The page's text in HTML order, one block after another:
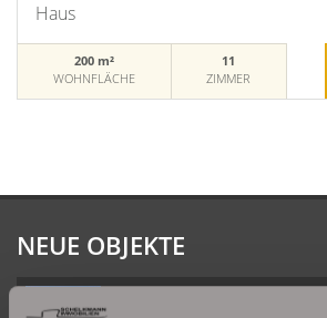
Haus
200 m²
WOHNFLÄCHE
11
ZIMMER
NEUE OBJEKTE
Große Etagenwohnung mit